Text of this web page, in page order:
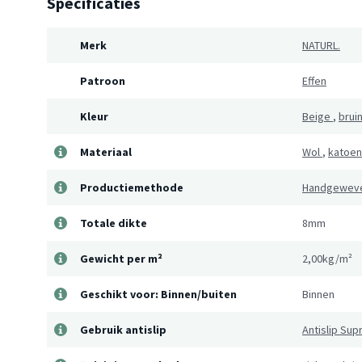
Merk NATURL.
Patroon Effen
Kleur Beige , bruin
Materiaal Wol , katoen
Productiemethode
Totale dikte 8mm
Gewicht per m² 2,00kg/m²
Geschikt voor: Binnen/buiten Binnen
Gebruik antislip Antislip